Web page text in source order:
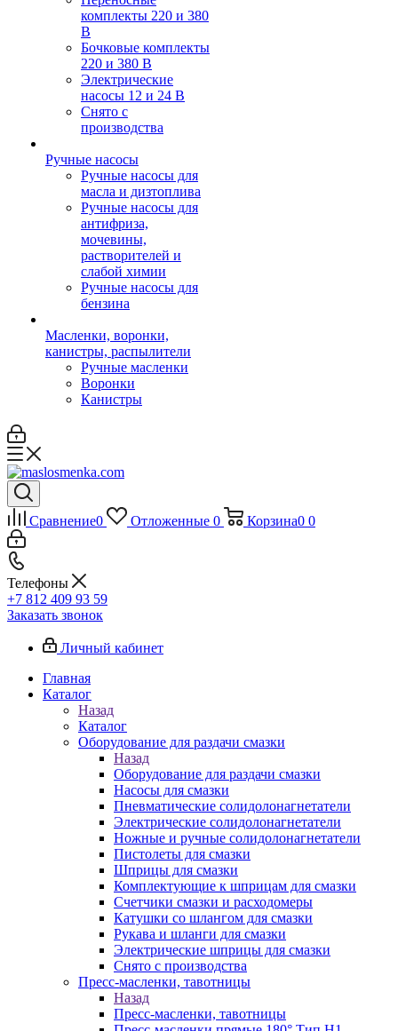
комплекты 220 и 380
В
Бочковые комплекты
220 и 380 В
Электрические
насосы 12 и 24 В
Снято с
производства
Ручные насосы
Ручные насосы для
масла и дизтоплива
Ручные насосы для
антифриза,
мочевины,
растворителей и
слабой химии
Ручные насосы для
бензина
Масленки, воронки,
канистры, распылители
Ручные масленки
Воронки
Канистры
Сравнение0 Отложенные 0 Корзина0 0
Телефоны
+7 812 409 93 59
Заказать звонок
Личный кабинет
Главная
Каталог
Назад
Каталог
Оборудование для раздачи смазки
Назад
Оборудование для раздачи смазки
Насосы для смазки
Пневматические солидолонагнетатели
Электрические солидолонагнетатели
Ножные и ручные солидолонагнетатели
Пистолеты для смазки
Шприцы для смазки
Комплектующие к шприцам для смазки
Счетчики смазки и расходомеры
Катушки со шлангом для смазки
Рукава и шланги для смазки
Электрические шприцы для смазки
Снято с производства
Пресс-масленки, тавотницы
Назад
Пресс-масленки, тавотницы